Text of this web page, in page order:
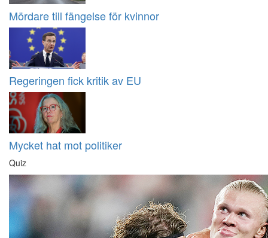
Mördare till fängelse för kvinnor
Regeringen fick kritik av EU
Mycket hat mot politiker
Quiz